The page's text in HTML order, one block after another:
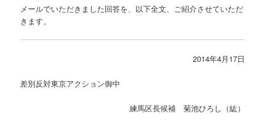
メールでいただきました回答を、以下全文、ご紹介させていただ
きます。
2014年4月17日
差別反対東京アクション御中
練馬区長候補 菊池ひろし（紘）